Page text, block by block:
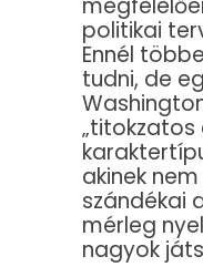
politikai
Ennél
tudni, de
„titokzatos
akinek
szándékai
mérleg
nagyok